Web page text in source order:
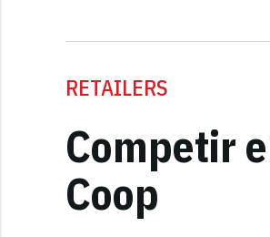
RETAILERS
Competir
Coop